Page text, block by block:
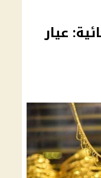
عيار